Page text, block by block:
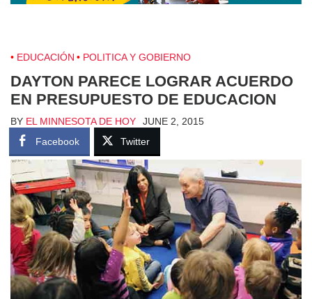
EDUCACIÓN POLITICA Y GOBIERNO
DAYTON PARECE LOGRAR ACUERDO
EN PRESUPUESTO DE EDUCACION
BY EL MINNESOTA DE HOY
JUNE 2, 2015
Facebook
Twitter